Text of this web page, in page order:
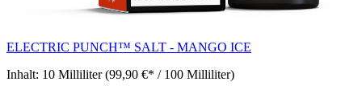
ELECTRIC PUNCH™ SALT - MANGO ICE
Inhalt: 10 Milliliter(99,90 €* / 100 Milliliter)